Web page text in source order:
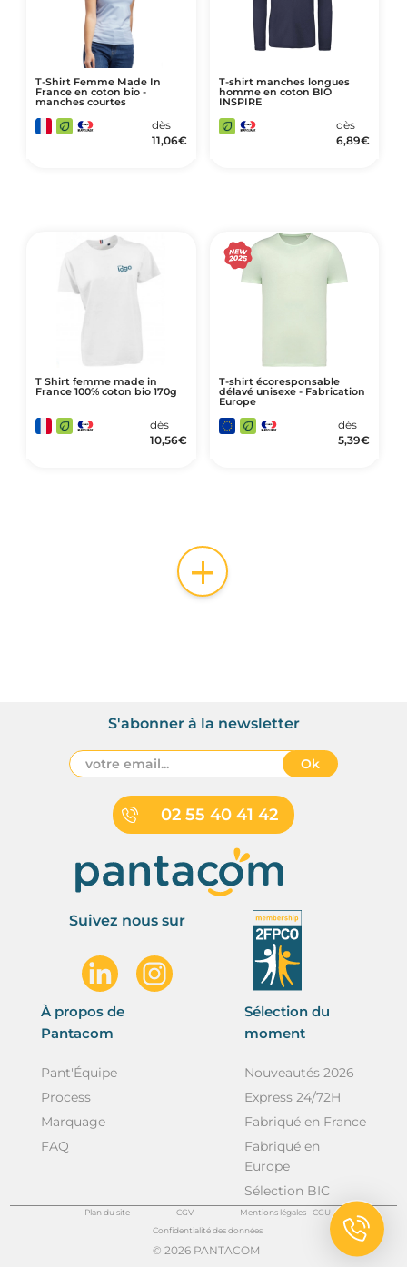
T-Shirt Femme Made In
France en coton bio -
manches courtes
dès
11,06€
T-shirt manches longues
homme en coton BIO
INSPIRE
dès
6,89€
T Shirt femme made in
France 100% coton bio 170g
dès
10,56€
T-shirt écoresponsable
délavé unisexe - Fabrication
Europe
dès
5,39€
+
02 55 40 41 42
S'abonner à la newsletter
Ok
Suivez nous sur
À propos de
Pantacom
Pant'Équipe
Process
Marquage
FAQ
Sélection du
moment
Nouveautés 2026
Express 24/72H
Fabriqué en France
Fabriqué en
Europe
Sélection BIC
© 2026 PANTACOM
Plan du site CGV
Mentions légales - CGU
Confidentialité des données